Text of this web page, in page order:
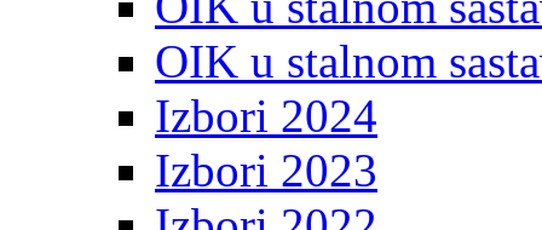
OIK u stalnom
Izbori 2024
Izbori 2023